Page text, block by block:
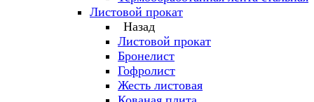
Листовой прокат
Назад
Листовой прокат
Бронелист
Гофролист
Жесть листовая